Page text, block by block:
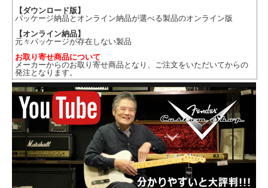
【ダウンロード版】
パッケージ納品とオンライン納品が選べる製品のオンライン版
【オンライン納品】
元々パッケージが存在しない製品
お取り寄せ商品について
メーカーからのお取り寄せ商品となり、ご注文をいただいてからの
発注となります。